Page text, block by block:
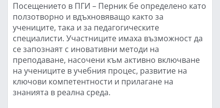
Посещението в ПГИ – Перник бе определено като
ползотворно и вдъхновяващо както за
учениците, така и за педагогическите
специалисти. Участниците имаха възможност да
се запознаят с иновативни методи на
преподаване, насочени към активно включване
на учениците в учебния процес, развитие на
ключови компетентности и прилагане на
знанията в реална среда.